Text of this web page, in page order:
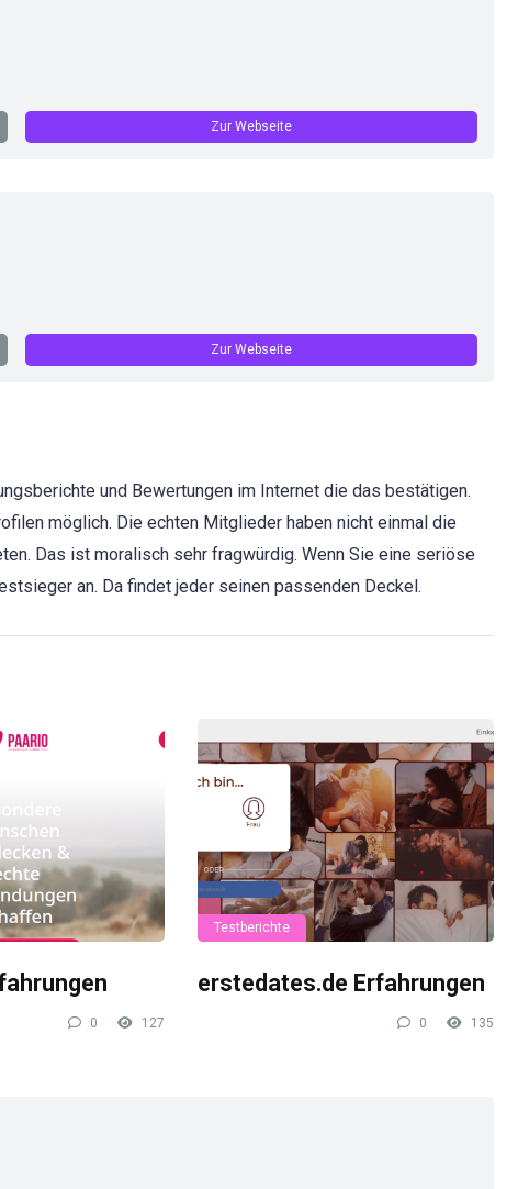
Zur Webseite
Zur Webseite
und Bewertungen im Internet die das bestätigen.
möglich. Die echten Mitglieder haben nicht einmal die
Das ist moralisch sehr fragwürdig. Wenn Sie eine seriöse
an. Da findet jeder seinen passenden Deckel.
0 127
Testberichte
erstedates.de Erfahrungen
0 135